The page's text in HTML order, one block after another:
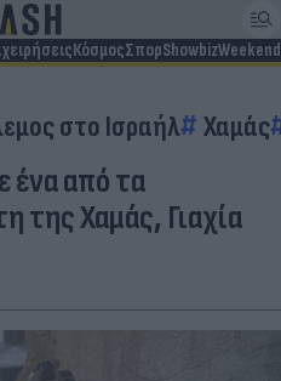
ΚόσμοςΣπορShowbizWeekend
στο Ισραήλ Χαμάς
ένα από τα
της Χαμάς, Γιαχία